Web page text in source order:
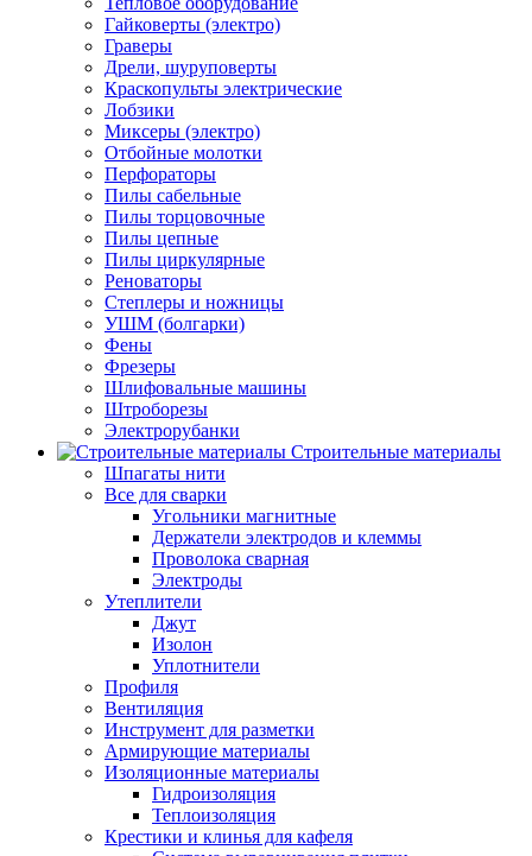
Гайковерты (электро)
Граверы
Дрели, шуруповерты
Краскопульты электрические
Лобзики
Миксеры (электро)
Отбойные молотки
Перфораторы
Пилы сабельные
Пилы торцовочные
Пилы цепные
Пилы циркулярные
Реноваторы
Степлеры и ножницы
УШМ (болгарки)
Фены
Фрезеры
Шлифовальные машины
Штроборезы
Электрорубанки
Строительные материалы
Шпагаты нити
Все для сварки
Угольники магнитные
Держатели электродов и клеммы
Проволока сварная
Электроды
Утеплители
Джут
Изолон
Уплотнители
Профиля
Вентиляция
Инструмент для разметки
Армирующие материалы
Изоляционные материалы
Гидроизоляция
Теплоизоляция
Крестики и клинья для кафеля